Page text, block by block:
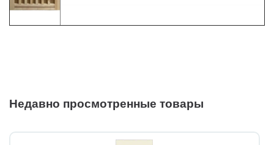
Недавно просмотренные товары